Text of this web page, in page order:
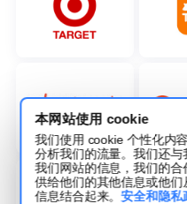
本网站使用 cookie
我们使用 cookie 个性化内
分析我们的流量。我们还
我们网站的信息，我们的
供给他们的其他信息或他
信息结合起来。安全和隐私